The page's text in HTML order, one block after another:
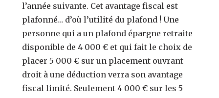
l’année suivante. Cet avantage fiscal est
plafonné… d’où l’utilité du plafond ! Une
personne qui a un plafond épargne retraite
disponible de 4 000 € et qui fait le choix de
placer 5 000 € sur un placement ouvrant
droit à une déduction verra son avantage
fiscal limité. Seulement 4 000 € sur les 5